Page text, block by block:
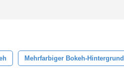
Mehrfarbiger Bokeh-Hintergrund